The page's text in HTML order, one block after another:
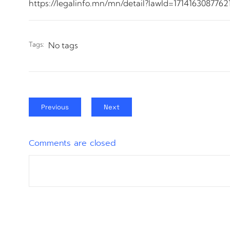
https://legalinfo.mn/mn/
Tags: No tags
Previous Next
Comments are closed